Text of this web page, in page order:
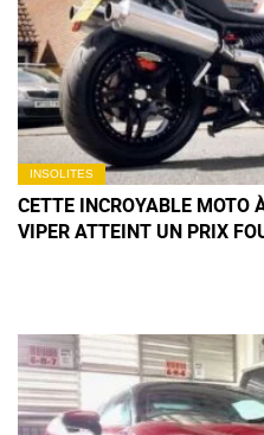
INSOLITES
CETTE INCROYABLE MOTO
VIPER ATTEINT UN PRIX